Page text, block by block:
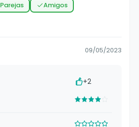
Parejas
Amigos
09/05/2023
+2